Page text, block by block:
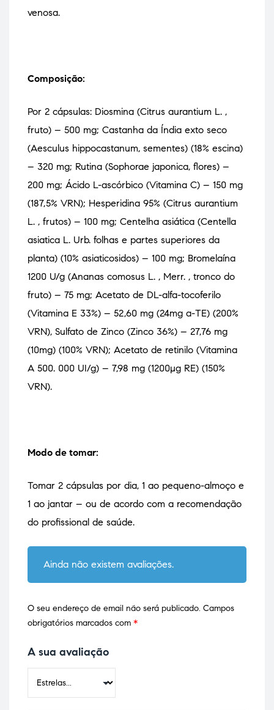
venosa.
Composição:
Por 2 cápsulas: Diosmina (Citrus aurantium L. ,
fruto) – 500 mg; Castanha da Índia exto seco
(Aesculus hippocastanum, sementes) (18% escina)
– 320 mg; Rutina (Sophorae japonica, flores) –
200 mg; Ácido L-ascórbico (Vitamina C) – 150 mg
(187,5% VRN); Hesperidina 95% (Citrus aurantium
L. , frutos) – 100 mg; Centelha asiática (Centella
asiatica L. Urb. folhas e partes superiores da
planta) (10% asiaticosidos) – 100 mg; Bromelaína
1200 U/g (Ananas comosus L. , Merr. , tronco do
fruto) – 75 mg; Acetato de DL-alfa-tocoferilo
(Vitamina E 33%) – 52,60 mg (24mg a-TE) (200%
VRN), Sulfato de Zinco (Zinco 36%) – 27,76 mg
(10mg) (100% VRN); Acetato de retinilo (Vitamina
A 500. 000 UI/g) – 7,98 mg (1200µg RE) (150%
VRN).
Modo de tomar:
Tomar 2 cápsulas por dia, 1 ao pequeno-almoço e
1 ao jantar – ou de acordo com a recomendação
do profissional de saúde.
Ainda não existem avaliações.
O seu endereço de email não será publicado. Campos
obrigatórios marcados com *
A sua avaliação